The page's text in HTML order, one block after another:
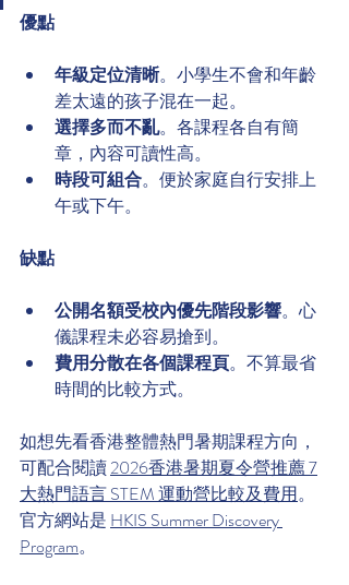
優點
年級定位清晰。小學生不會和年齡
差太遠的孩子混在一起。
選擇多而不亂。各課程各自有簡
章，內容可讀性高。
時段可組合。便於家庭自行安排上
午或下午。
缺點
公開名額受校內優先階段影響。心
儀課程未必容易搶到。
費用分散在各個課程頁。不算最省
時間的比較方式。
如想先看香港整體熱門暑期課程方向，
可配合閱讀 2026香港暑期夏令營推薦 7
大熱門語言 STEM 運動營比較及費用。
官方網站是 HKIS Summer Discovery
Program。